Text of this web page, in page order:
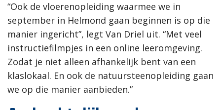
“Ook de vloerenopleiding waarmee we in
september in Helmond gaan beginnen is op die
manier ingericht”, legt Van Driel uit. “Met veel
instructiefilmpjes in een online leeromgeving.
Zodat je niet alleen afhankelijk bent van een
klaslokaal. En ook de natuursteenopleiding gaan
we op die manier aanbieden.”